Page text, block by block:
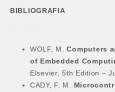
BIBLIOGRAFIA
WOLF, M.Computers
of Embedded
Elsevier, 5th Edition –
CADY, F. M.